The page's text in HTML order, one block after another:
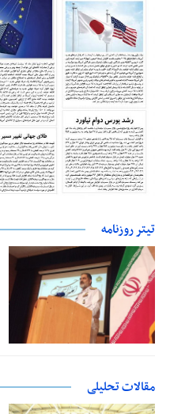
تیتر روزنامه
مقالات تحلیلی